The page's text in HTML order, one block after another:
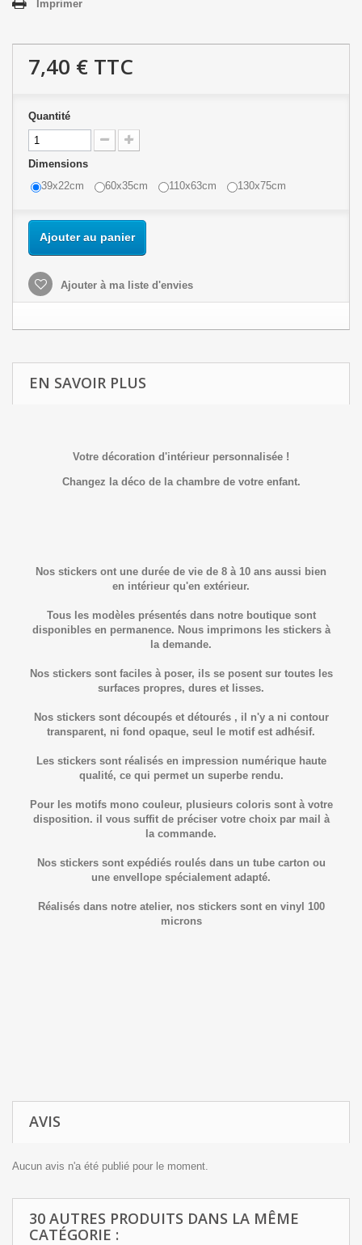
Imprimer
7,40 € TTC
Quantité
Dimensions
39x22cm
60x35cm 110x63cm 130x75cm
Ajouter au panier
Ajouter à ma liste d'envies
EN SAVOIR PLUS
Votre décoration d'intérieur personnalisée !
Changez la déco de la chambre de votre enfant.
Nos stickers ont une durée de vie de 8 à 10 ans aussi bien
en intérieur qu'en extérieur.
Tous les modèles présentés dans notre boutique sont
disponibles en permanence. Nous imprimons les stickers à
la demande.
Nos stickers sont faciles à poser, ils se posent sur toutes les
surfaces propres, dures et lisses.
Nos stickers sont découpés et détourés , il n'y a ni contour
transparent, ni fond opaque, seul le motif est adhésif.
Les stickers sont réalisés en impression numérique haute
qualité, ce qui permet un superbe rendu.
Pour les motifs mono couleur, plusieurs coloris sont à votre
disposition. il vous suffit de préciser votre choix par mail à
la commande.
Nos stickers sont expédiés roulés dans un tube carton ou
une envellope spécialement adapté.
Réalisés dans notre atelier, nos stickers sont en vinyl 100
microns
AVIS
Aucun avis n'a été publié pour le moment.
30 AUTRES PRODUITS DANS LA MÊME
CATÉGORIE :